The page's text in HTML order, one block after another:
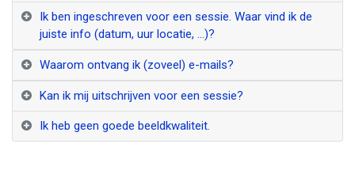
Ik ben ingeschreven voor een sessie. Waar vind ik de
juiste info (datum, uur locatie, ...)?
Waarom ontvang ik (zoveel) e-mails?
Kan ik mij uitschrijven voor een sessie?
Ik heb geen goede beeldkwaliteit.